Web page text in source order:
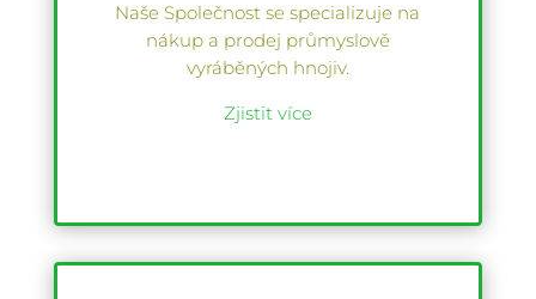
Naše Společnost se specializuje na
nákup a prodej průmyslově
vyráběných hnojiv.
Zjistit více